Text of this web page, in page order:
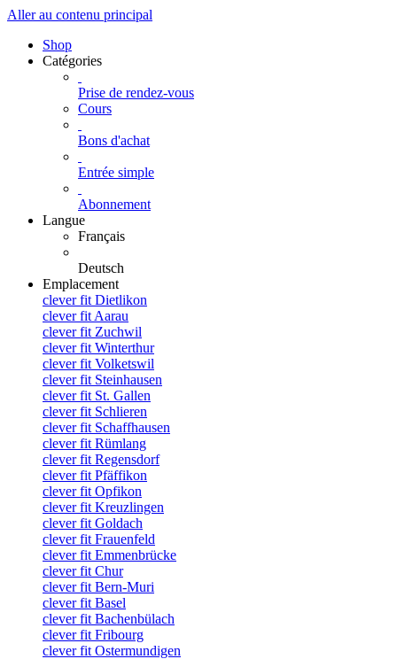
Aller au contenu principal
Shop
Catégories
Prise de rendez-vous
Cours
Bons d'achat
Entrée simple
Abonnement
Langue
Français
Deutsch
Emplacement
clever fit Dietlikon
clever fit Aarau
clever fit Zuchwil
clever fit Winterthur
clever fit Volketswil
clever fit Steinhausen
clever fit St. Gallen
clever fit Schlieren
clever fit Schaffhausen
clever fit Rümlang
clever fit Regensdorf
clever fit Pfäffikon
clever fit Opfikon
clever fit Kreuzlingen
clever fit Goldach
clever fit Frauenfeld
clever fit Emmenbrücke
clever fit Chur
clever fit Bern-Muri
clever fit Basel
clever fit Bachenbülach
clever fit Fribourg
clever fit Ostermundigen